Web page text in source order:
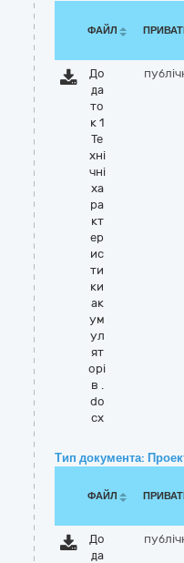
ФАЙЛ
До
да
то
к 1
Те
хні
чні
ха
ра
кт
ер
ис
ти
ки
ак
ум
ул
ят
орі
в .
do
cx
Тип документа:
ФАЙЛ
До
да